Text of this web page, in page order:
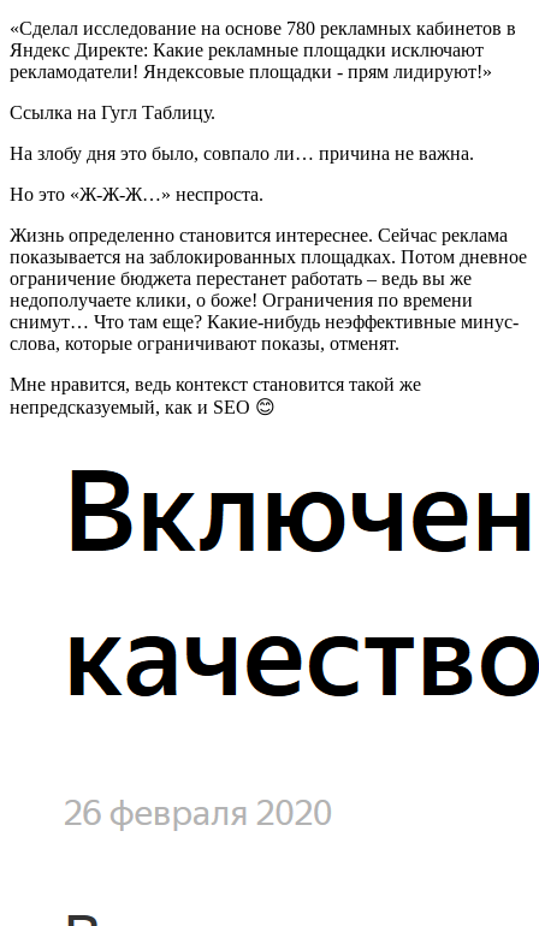
«Сделал исследование на основе 780 рекламных кабинетов в
Яндекс Директе: Какие рекламные площадки исключают
рекламодатели! Яндексовые площадки - прям лидируют!»
Ссылка на Гугл Таблицу.
На злобу дня это было, совпало ли… причина не важна.
Но это «Ж-Ж-Ж…» неспроста.
Жизнь определенно становится интереснее. Сейчас реклама
показывается на заблокированных площадках. Потом дневное
ограничение бюджета перестанет работать – ведь вы же
недополучаете клики, о боже! Ограничения по времени
снимут… Что там еще? Какие-нибудь неэффективные минус-
слова, которые ограничивают показы, отменят.
Мне нравится, ведь контекст становится такой же
непредсказуемый, как и SEO 😊